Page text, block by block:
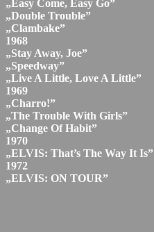
„Easy Come, Easy Go”
„Double Trouble”
„Clambake”
1968
„Stay Away, Joe”
„Speedway”
„Live A Little, Love A Little”
1969
„Charro!”
„The Trouble With Girls”
„Change Of Habit”
1970
„ELVIS: That’s The Way It Is”
1972
„ELVIS: ON TOUR”